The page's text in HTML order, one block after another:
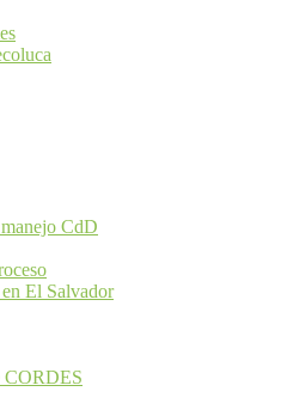
CdD
El Salvador
CORDES